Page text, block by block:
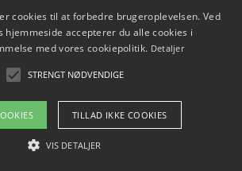
2026 - Pilanto Aps
kontakt
Blog Betingelser
cookies til at forbedre brugeroplevelsen. Ved
hjemmeside accepterer du alle cookies i
med vores cookiepolitik. Detaljer
STRENGT NØDVENDIGE
TILLAD IKKE COOKIES
VIS DETALJER